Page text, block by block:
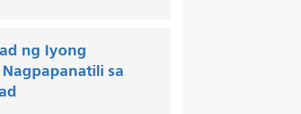
ng Iyong
sa